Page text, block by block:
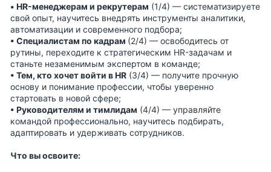
• HR-менеджерам и рекрутерам (1/4) — систематизируете
свой опыт, научитесь внедрять инструменты аналитики,
автоматизации и современного подбора;
• Специалистам по кадрам (2/4) — освободитесь от
рутины, переходите к стратегическим HR-задачам и
станьте незаменимым экспертом в команде;
• Тем, кто хочет войти в HR (3/4) — получите прочную
основу и понимание профессии, чтобы уверенно
стартовать в новой сфере;
• Руководителям и тимлидам (4/4) — управляйте
командой профессионально, научитесь подбирать,
адаптировать и удерживать сотрудников.
Что вы освоите: